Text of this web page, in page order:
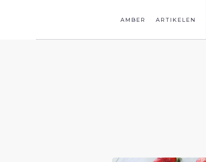
AMBER ARTIKELEN